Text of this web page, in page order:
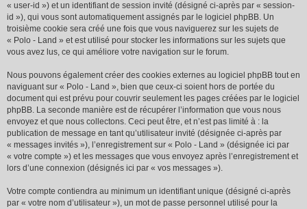
« user-id ») et un identifiant de session invité (désigné ci-après par « session-
id »), qui vous sont automatiquement assignés par le logiciel phpBB. Un
troisième cookie sera créé une fois que vous naviguerez sur les sujets de
« Polo - Land » et est utilisé pour stocker les informations sur les sujets que
vous avez lus, ce qui améliore votre navigation sur le forum.
Nous pouvons également créer des cookies externes au logiciel phpBB tout en
naviguant sur « Polo - Land », bien que ceux-ci soient hors de portée du
document qui est prévu pour couvrir seulement les pages créées par le logiciel
phpBB. La seconde manière est de récupérer l’information que vous nous
envoyez et que nous collectons. Ceci peut être, et n’est pas limité à : la
publication de message en tant qu’utilisateur invité (désignée ci-après par
« messages invités »), l’enregistrement sur « Polo - Land » (désignée ici par
« votre compte ») et les messages que vous envoyez après l’enregistrement et
lors d’une connexion (désignés ici par « vos messages »).
Votre compte contiendra au minimum un identifiant unique (désigné ci-après
par « votre nom d’utilisateur »), un mot de passe personnel utilisé pour la